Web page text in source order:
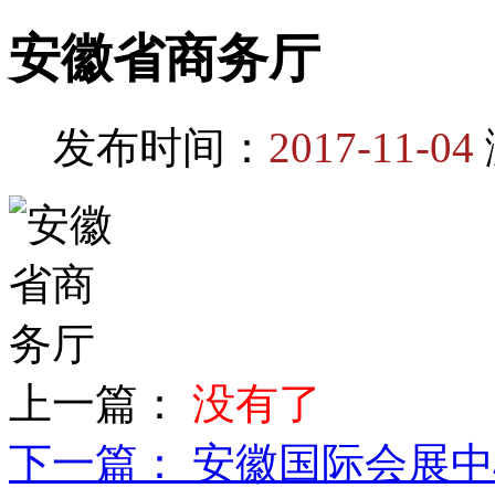
安徽省商务厅
发布时间： 2017-11-04
上一篇： 没有了
下一篇： 安徽国际会展